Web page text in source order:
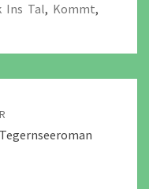
Ins Tal, Kommt,